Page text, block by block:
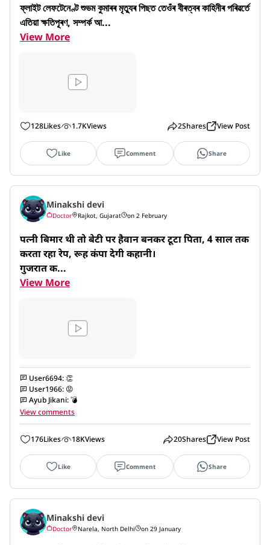
ফ্লাইট লেফটেনেণ্ট শুভম কুমাৰৰ মৃত্যুৰ পিছত তেওঁৰ বীৰত্বৰ কাহিনীৰ পৰিৱৰ্তে
এতিয়া ক্ষতিপূৰণ, সম্পৰ্ক আ...
View More
128Likes 1.7KViews 2Shares View Post
Like Comment Share
Minakshi devi
Doctor Rajkot, Gujarat on 2 February
पत्नी बिमार थी तो बेटी पर हैवान बनकर टूटा पिता, 4 साल तक
करता रहा रेप, रूह कंपा देगी कहानी।
गुजरात क...
View More
User6694:👏
User1966: 😡
Ayub Jikani:💣
View comments
176Likes 18KViews 20Shares View Post
Like Comment Share
Minakshi devi
Doctor Narela, North Delhi on 29 January